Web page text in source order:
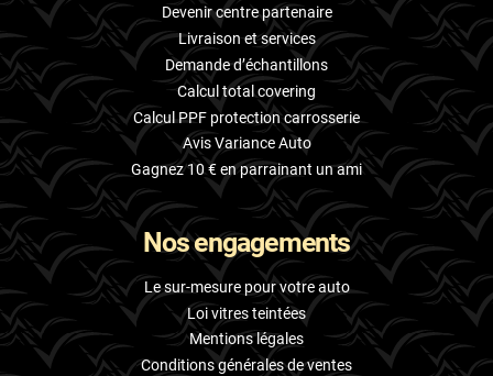
Devenir centre partenaire
Livraison et services
Demande d’échantillons
Calcul total covering
Calcul PPF protection carrosserie
Avis Variance Auto
Gagnez 10 € en parrainant un ami
Nos engagements
Le sur-mesure pour votre auto
Loi vitres teintées
Mentions légales
Conditions générales de ventes